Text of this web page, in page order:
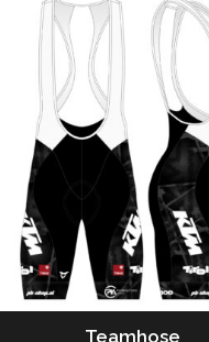
Teamhose